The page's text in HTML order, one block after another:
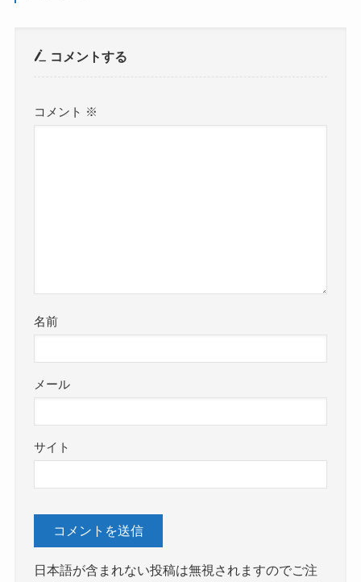
コメントする
コメント ※
名前
メール
サイト
日本語が含まれない投稿は無視されますのでご注